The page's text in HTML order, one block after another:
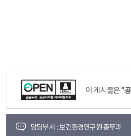
이 게시물은 "
담당부서 : 보건환경연구원 총무과